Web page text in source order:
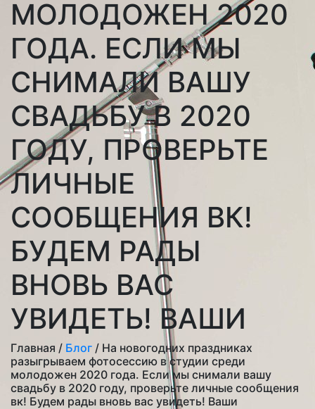
МОЛОДОЖЕН 2020
ГОДА. ЕСЛИ МЫ
СНИМАЛИ ВАШУ
СВАДЬБУ В 2020
ГОДУ, ПРОВЕРЬТЕ
ЛИЧНЫЕ
СООБЩЕНИЯ ВК!
БУДЕМ РАДЫ
ВНОВЬ ВАС
УВИДЕТЬ! ВАШИ
Главная / Блог / На новогодних праздниках
разыгрываем фотосессию в студии среди
молодожен 2020 года. Если мы снимали вашу
свадьбу в 2020 году, проверьте личные сообщения
вк! Будем рады вновь вас увидеть! Ваши